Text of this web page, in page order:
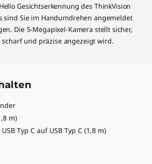
Gesichtserkennung des ThinkVision
sind Sie im Handumdrehen angemeldet
Die 5-Megapixel-Kamera stellt sicher,
und präzise angezeigt wird.
m)
Typ C auf USB Typ C (1,8 m)